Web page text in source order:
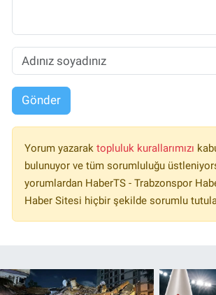
Gönder
Yorum yazarak topluluk kurallarımızı
bulunuyor ve tüm sorumluluğu
yorumlardan HaberTS - Trabzonspor
Haber Sitesi hiçbir şekilde sorumlu